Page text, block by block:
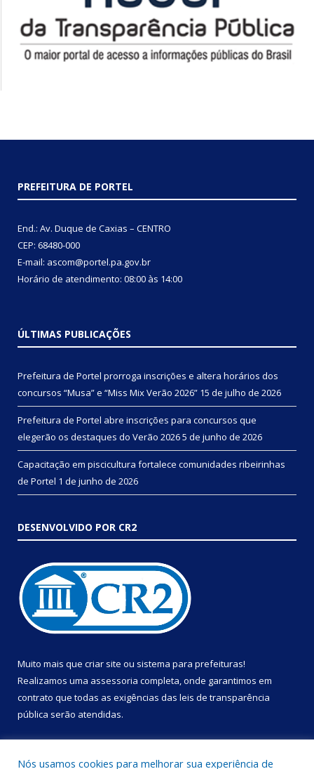
PREFEITURA DE PORTEL
End.: Av. Duque de Caxias – CENTRO
CEP: 68480-000
E-mail: ascom@portel.pa.gov.br
Horário de atendimento: 08:00 às 14:00
ÚLTIMAS PUBLICAÇÕES
Prefeitura de Portel prorroga inscrições e altera horários dos
concursos “Musa” e “Miss Mix Verão 2026” 15 de julho de 2026
Prefeitura de Portel abre inscrições para concursos que
elegerão os destaques do Verão 20265 de junho de 2026
Capacitação em piscicultura fortalece comunidades ribeirinhas
de Portel 1 de junho de 2026
DESENVOLVIDO POR CR2
Muito mais que criar site ou sistema para prefeituras!
Realizamos uma assessoria completa, onde garantimos em
contrato que todas as exigências das leis de transparência
pública serão atendidas.
Nós usamos cookies para melhorar sua experiência de